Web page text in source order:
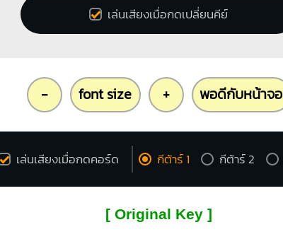
เล่นเสียงเมื่อกดเปลี่ยนคีย์
- font size + พอดีกับหน้าจอ
เล่นเสียงเมื่อกดคอร์ด กีต้าร์ 1 กีต้าร์ 2
[ Original Key ]